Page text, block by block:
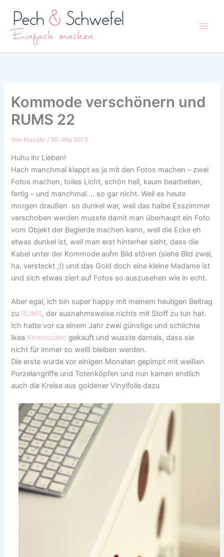
Inhalt
springen
Kommode verschönern und
RUMS 22
Von Masuhr / 30. Mai 2013
Huhu ihr Lieben!
Hach manchmal klappt es ja mit den Fotos machen – zwei
Fotos machen, tolles Licht, schön hell, kaum bearbeiten,
fertig – und manchmal…. so gar nicht. Weil es heute
morgen draußen so dunkel war, weil das halbe Esszimmer
verschoben werden musste damit man überhaupt ein Foto
vom Objekt der Begierde machen kann, weil die Ecke eh
etwas dunkel ist, weil man erst hinterher sieht, dass die
Kabel unter der Kommode aufm Bild stören (siehe Bild zwei,
ha, versteckt ;)) und das Gold doch eine kleine Madame ist
und sich etwas ziert auf Fotos so auszusehen wie in echt.
Aber egal, ich bin super happy mit meinem heutigen Beitrag
zu RUMS, der ausnahmsweise nichts mit Stoff zu tun hat.
Ich hatte vor ca einem Jahr zwei günstige und schlichte
Ikea Kommoden gekauft und wusste damals, dass sie
nicht für immer so weiß bleiben werden.
Die erste wurde vor einigen Monaten gepimpt mit weißen
Porzelangriffe und Totenköpfen und nun kamen endlich
auch die Kreise aus goldener Vinylfolie dazu